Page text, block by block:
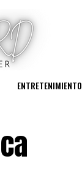
ENTRETENIMIENTO